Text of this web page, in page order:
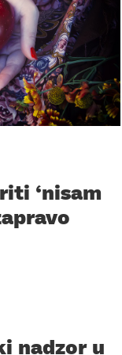
‘nisam
nadzor u